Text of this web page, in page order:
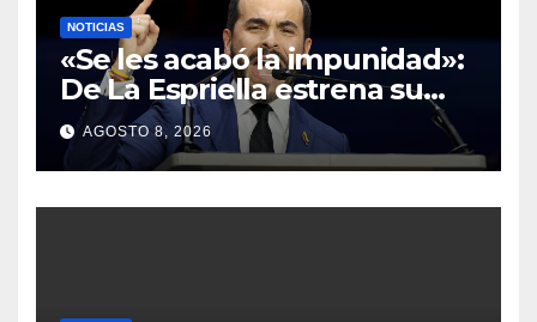
NOTICIAS
«Se les acabó la impunidad»:
De La Espriella estrena su
política de ‘mano de hierro’
con la caída del segundo al
mando de los Comandos de
Frontera
AGOSTO 8, 2026